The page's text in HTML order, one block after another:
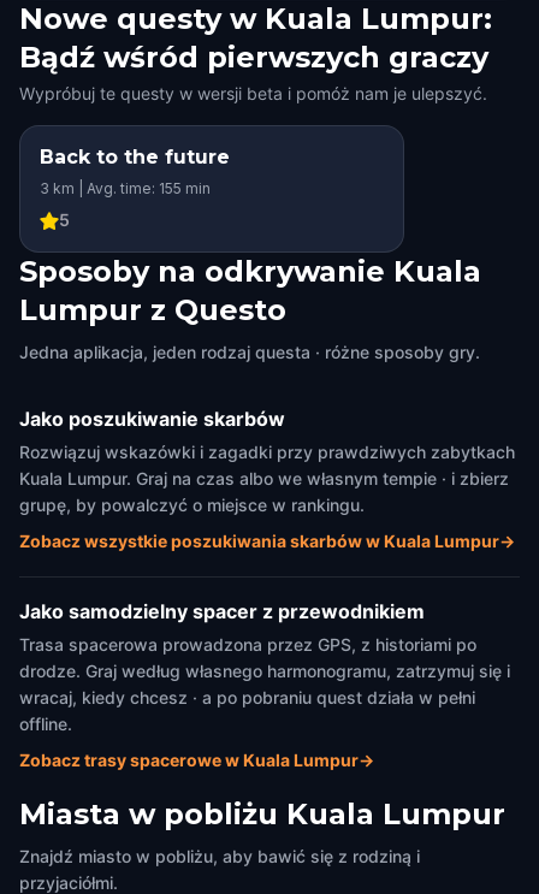
Nowe questy w Kuala Lumpur:
Bądź wśród pierwszych graczy
Wypróbuj te questy w wersji beta i pomóż nam je ulepszyć.
Back to the future
3 km | Avg. time: 155 min
5
Sposoby na odkrywanie Kuala
Lumpur z Questo
Jedna aplikacja, jeden rodzaj questa · różne sposoby gry.
Jako poszukiwanie skarbów
Rozwiązuj wskazówki i zagadki przy prawdziwych zabytkach
Kuala Lumpur. Graj na czas albo we własnym tempie · i zbierz
grupę, by powalczyć o miejsce w rankingu.
Zobacz wszystkie poszukiwania skarbów w Kuala Lumpur→
Jako samodzielny spacer z przewodnikiem
Trasa spacerowa prowadzona przez GPS, z historiami po
drodze. Graj według własnego harmonogramu, zatrzymuj się i
wracaj, kiedy chcesz · a po pobraniu quest działa w pełni
offline.
Zobacz trasy spacerowe w Kuala Lumpur→
Miasta w pobliżu Kuala Lumpur
Znajdź miasto w pobliżu, aby bawić się z rodziną i
przyjaciółmi.